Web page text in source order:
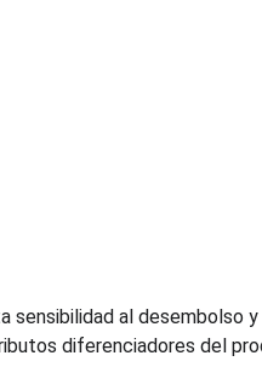
al desembolso
diferenciadores del